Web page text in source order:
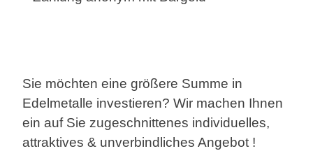
Sie möchten eine größere Summe in
Edelmetalle investieren? Wir machen Ihnen
ein auf Sie zugeschnittenes individuelles,
attraktives & unverbindliches Angebot !